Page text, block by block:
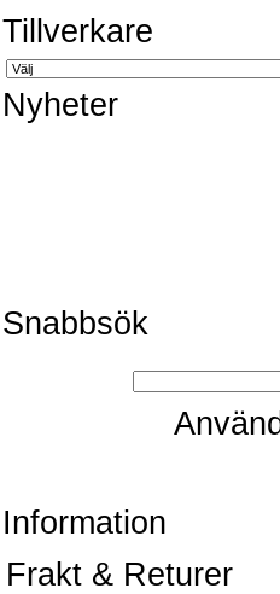
Tillverkare
Nyheter
Snabbsök
Information
Frakt & Returer